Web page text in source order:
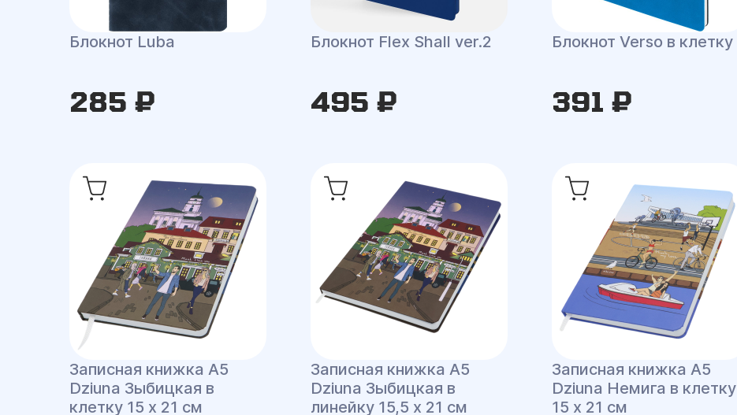
Блокнот Luba
285 ₽
Блокнот Flex Shall ver.2
495 ₽
Блокнот Verso в клетку
391 ₽
Записная книжка A5
Dziuna Зыбицкая в
клетку 15 x 21 см
Записная книжка A5
Dziuna Зыбицкая в
линейку 15,5 x 21 см
Записная книжка A5
Dziuna Немига в клетку
15 x 21 см